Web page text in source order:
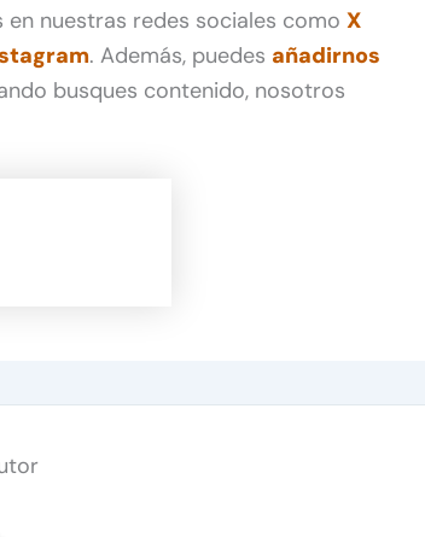
nuestras redes sociales como X
. Además, puedes añadirnos
busques contenido, nosotros